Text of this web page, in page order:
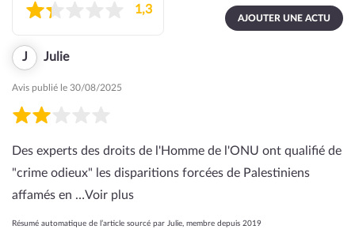
AJOUTER UNE ACTU
1,3
J Julie
Avis publié le 30/08/2025
Des experts des droits de l'Homme de l'ONU ont qualifié de
"crime odieux" les disparitions forcées de Palestiniens
affamés en …Voir plus
Résumé automatique de l’article sourcé par Julie, membre depuis 2019